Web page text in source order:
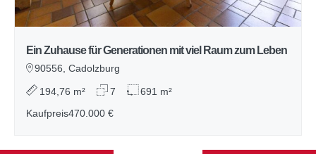
Ein Zuhause für Generationen mit viel Raum zum Leben
90556, Cadolzburg
194,76 m² 7
691 m²
Kaufpreis470.000 €